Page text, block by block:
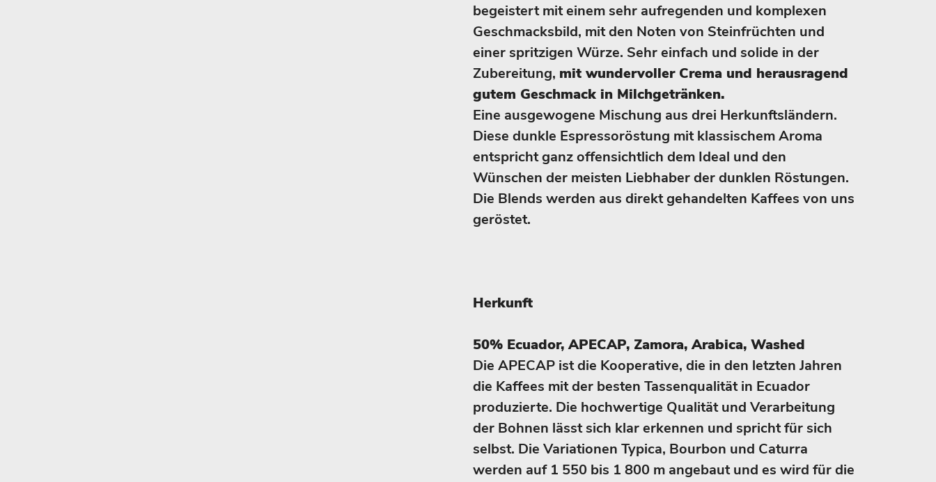
begeistert mit einem sehr aufregenden und komplexen
Geschmacksbild, mit den Noten von Steinfrüchten und
einer spritzigen Würze. Sehr einfach und solide in der
Zubereitung, mit wundervoller Crema und herausragend
gutem Geschmack in Milchgetränken.
Eine ausgewogene Mischung aus drei Herkunftsländern.
Diese dunkle Espressoröstung mit klassischem Aroma
entspricht ganz offensichtlich dem Ideal und den
Wünschen der meisten Liebhaber der dunklen Röstungen.
Die Blends werden aus direkt gehandelten Kaffees von uns
geröstet.
Herkunft
50% Ecuador, APECAP, Zamora, Arabica, Washed
Die APECAP ist die Kooperative, die in den letzten Jahren
die Kaffees mit der besten Tassenqualität in Ecuador
produzierte. Die hochwertige Qualität und Verarbeitung
der Bohnen lässt sich klar erkennen und spricht für sich
selbst. Die Variationen Typica, Bourbon und Caturra
werden auf 1 550 bis 1 800 m angebaut und es wird für die